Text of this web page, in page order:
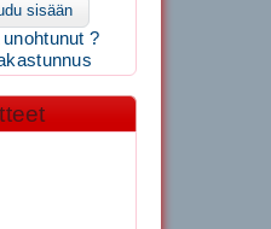
sisään
?